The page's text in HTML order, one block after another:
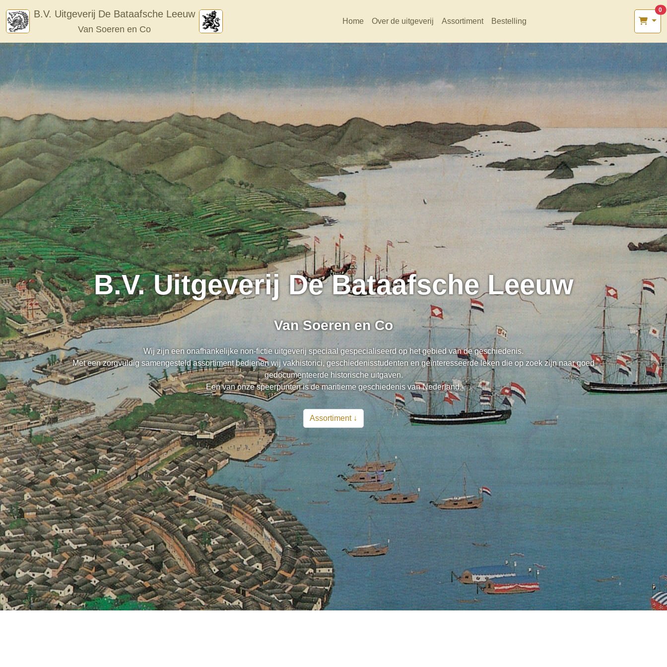
content
B.V. Uitgeverij De Bataafsche Leeuw
Van Soeren en Co
Home Over de uitgeverij Assortiment Bestelling
0
B.V. Uitgeverij De Bataafsche Leeuw
Van Soeren en Co
Wij zijn een onafhankelijke non-fictie uitgeverij speciaal gespecialiseerd op het gebied van de geschiedenis.
Met een zorgvuldig samengesteld assortiment bedienen wij vakhistorici, geschiedenisstudenten en geïnteresseerde leken die op zoek zijn naar goed
gedocumenteerde historische uitgaven.
Een van onze speerpunten is de maritieme geschiedenis van Nederland.
Assortiment ↓